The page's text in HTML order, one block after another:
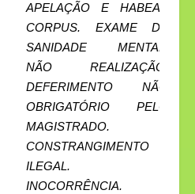
APELAÇÃO E HABEAS
CORPUS. EXAME DE
SANIDADE MENTAL.
NÃO REALIZAÇÃO.
DEFERIMENTO NÃO
OBRIGATÓRIO PELO
MAGISTRADO.
CONSTRANGIMENTO
ILEGAL.
INOCORRÊNCIA.